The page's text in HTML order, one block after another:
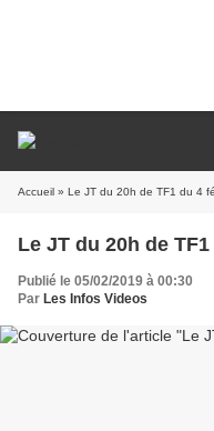
Accueil » Le JT du 20h de TF1 du 4
Le JT du 20h de
Publié le 05/02/2019 à 00:30
Par Les Infos Videos